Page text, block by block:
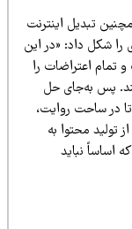
۹۸ و ۱۴۰۱ و همچنین تبدیل اینترنت
جدیدی را شکل داد: «در این
اعتراضات را
به‌جای حل
روایت،
محتوا به
نباید